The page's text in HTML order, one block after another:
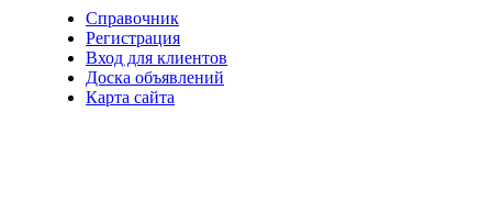
Справочник
Регистрация
Вход для клиентов
Доска объявлений
Карта сайта